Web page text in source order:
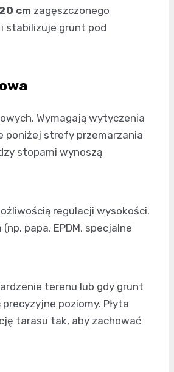
cm zagęszczonego
stabilizuje grunt pod
Wymagają wytyczenia
poniżej strefy przemarzania
stopami wynoszą
regulacji wysokości.
papa, EPDM, specjalne
terenu lub gdy grunt
poziomy. Płyta
tarasu tak, aby zachować